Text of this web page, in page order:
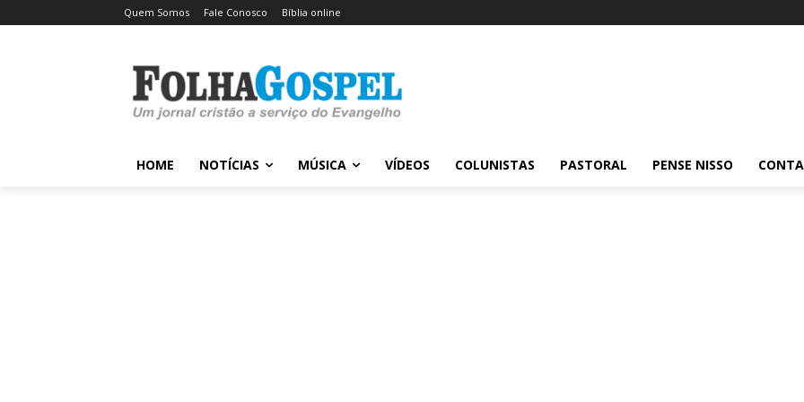
Quem Somos Fale Conosco Bíblia online
HOME NOTÍCIAS MÚSICA VÍDEOS COLUNISTAS PASTORAL PENSE NISSO